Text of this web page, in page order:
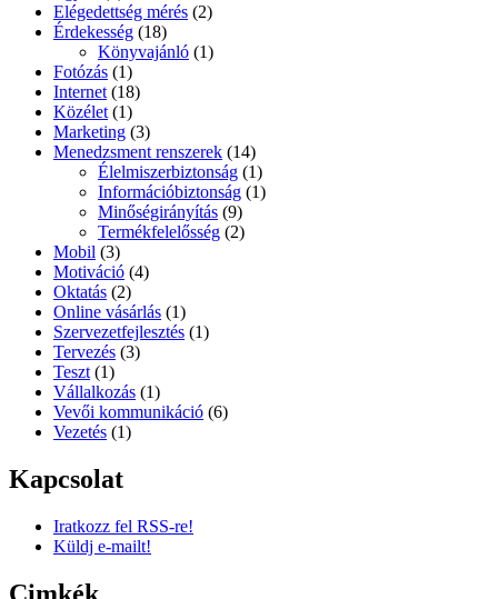
Elégedettség mérés (2)
Érdekesség (18)
Könyvajánló (1)
Fotózás (1)
Internet(18)
Közélet(1)
Marketing (3)
Menedzsment renszerek (14)
Élelmiszerbiztonság (1)
Információbiztonság (1)
Minőségirányítás (9)
Termékfelelősség (2)
Mobil (3)
Motiváció (4)
Oktatás (2)
Online vásárlás (1)
Szervezetfejlesztés (1)
Tervezés (3)
Teszt(1)
Vállalkozás (1)
Vevői kommunikáció (6)
Vezetés (1)
Kapcsolat
Iratkozz fel RSS-re!
Küldj e-mailt!